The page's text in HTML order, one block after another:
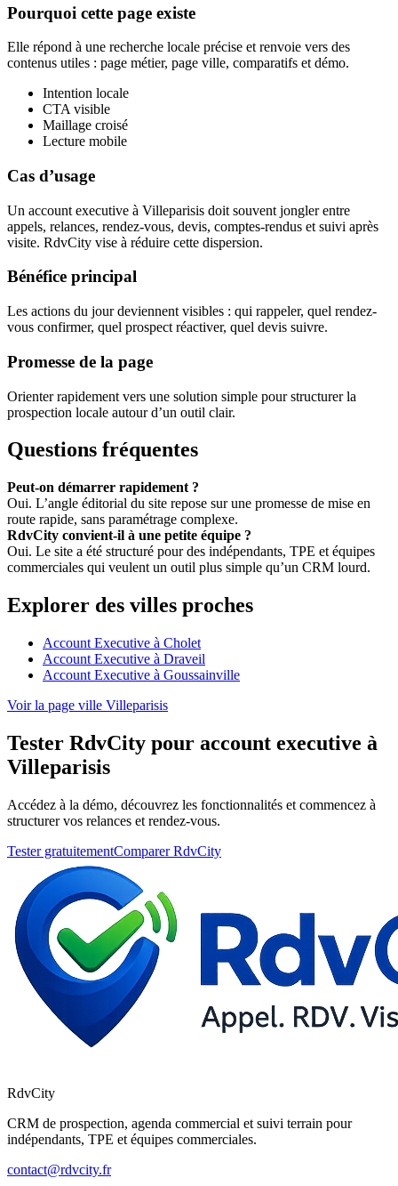
Pourquoi cette page existe
Elle répond à une recherche locale précise et renvoie vers des
contenus utiles : page métier, page ville, comparatifs et démo.
Intention locale
CTA visible
Maillage croisé
Lecture mobile
Cas d’usage
Un account executive à Villeparisis doit souvent jongler entre
appels, relances, rendez-vous, devis, comptes-rendus et suivi après
visite. RdvCity vise à réduire cette dispersion.
Bénéfice principal
Les actions du jour deviennent visibles : qui rappeler, quel rendez-
vous confirmer, quel prospect réactiver, quel devis suivre.
Promesse de la page
Orienter rapidement vers une solution simple pour structurer la
prospection locale autour d’un outil clair.
Questions fréquentes
Peut-on démarrer rapidement ?
Oui. L’angle éditorial du site repose sur une promesse de mise en
route rapide, sans paramétrage complexe.
RdvCity convient-il à une petite équipe ?
Oui. Le site a été structuré pour des indépendants, TPE et équipes
commerciales qui veulent un outil plus simple qu’un CRM lourd.
Explorer des villes proches
Account Executive à Cholet
Account Executive à Draveil
Account Executive à Goussainville
Voir la page ville Villeparisis
Tester RdvCity pour account executive à
Villeparisis
Accédez à la démo, découvrez les fonctionnalités et commencez à
structurer vos relances et rendez-vous.
Tester gratuitementComparer RdvCity
RdvCity
CRM de prospection, agenda commercial et suivi terrain pour
indépendants, TPE et équipes commerciales.
contact@rdvcity.fr